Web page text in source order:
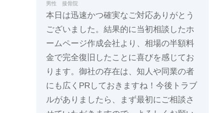
男性 接骨院
本日は迅速かつ確実なご対応ありがとう
ございました。結果的に当初相談したホ
ームページ作成会社より、相場の半額料
金で完全復旧したことに喜びを感じてお
ります。御社の存在は、知人や同業の者
にも広くPRしておきますね！今後トラブ
ルがありましたら、まず最初にご相談さ